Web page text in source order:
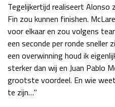
GP MEXICO 2026
Kwalificatie
Race
LAS VEGAS GRAND PRIX
Tegelijkertijd realiseert Alonso
Fin zou kunnen finishen.
voor elkaar en zou volgens
een seconde per ronde sneller
een overwinning houd ik
sterker dan wij en Juan Pablo
grootste voordeel. En wie
te zijn…"